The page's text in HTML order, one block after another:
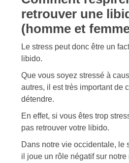
retrouver une
(homme et
Le stress peut donc être un
libido.
Que vous soyez stressé à
autres, il est très important de
détendre.
En effet, si vous êtes trop
pas retrouver votre libido.
Dans notre vie occidentale, le
il joue un rôle négatif sur notre